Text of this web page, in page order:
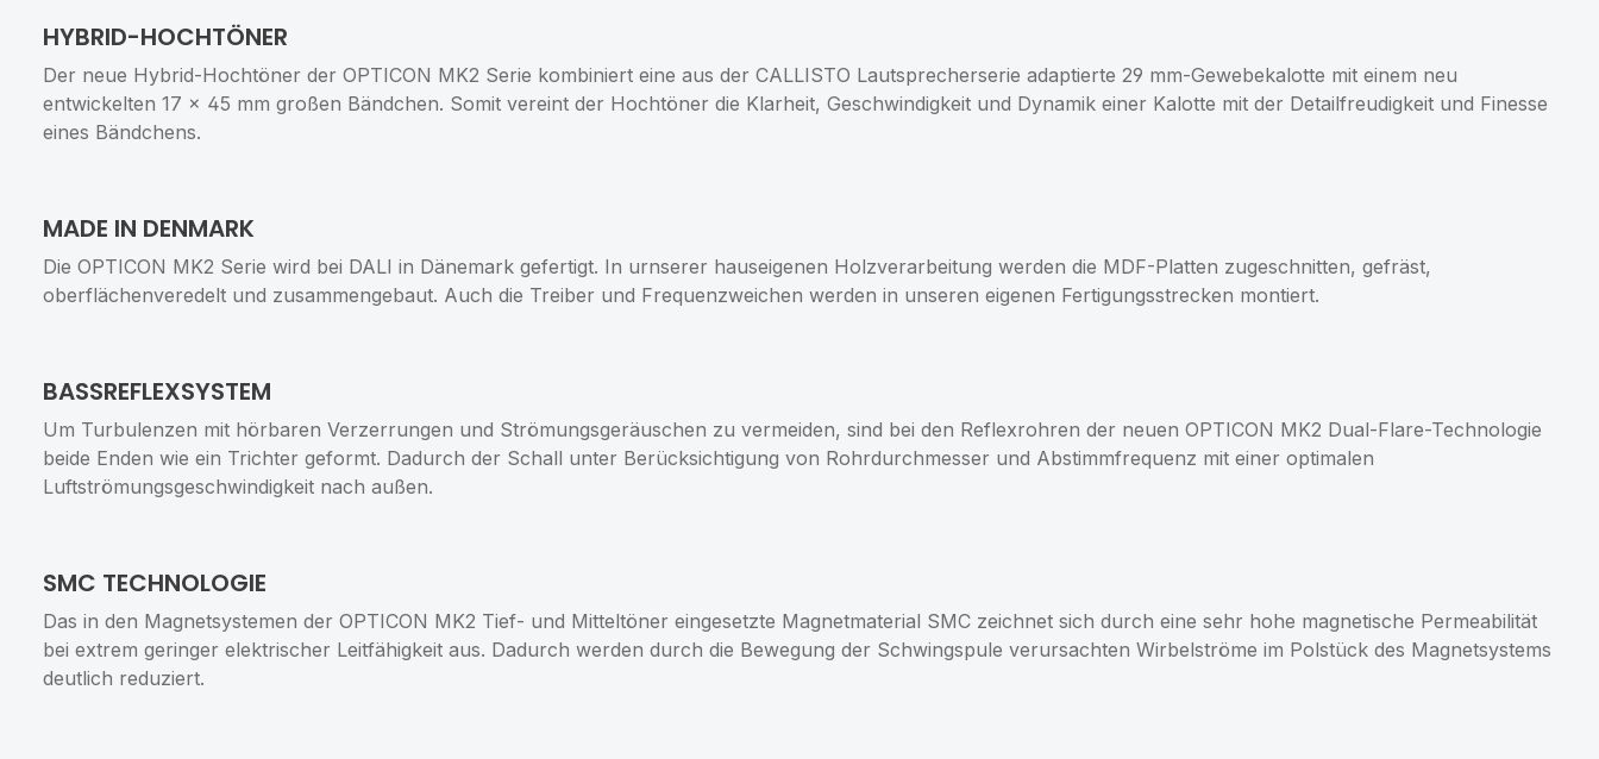
HYBRID-HOCHTÖNER
Der neue Hybrid-Hochtöner der OPTICON MK2 Serie kombiniert eine aus der CALLISTO Lautsprecherserie adaptierte 29 mm-Gewebekalotte mit einem neu
entwickelten 17 × 45 mm großen Bändchen. Somit vereint der Hochtöner die Klarheit, Geschwindigkeit und Dynamik einer Kalotte mit der Detailfreudigkeit und Finesse
eines Bändchens.
MADE IN DENMARK
Die OPTICON MK2 Serie wird bei DALI in Dänemark gefertigt. In urnserer hauseigenen Holzverarbeitung werden die MDF-Platten zugeschnitten, gefräst,
oberflächenveredelt und zusammengebaut. Auch die Treiber und Frequenzweichen werden in unseren eigenen Fertigungsstrecken montiert.
BASSREFLEXSYSTEM
Um Turbulenzen mit hörbaren Verzerrungen und Strömungsgeräuschen zu vermeiden, sind bei den Reflexrohren der neuen OPTICON MK2 Dual-Flare-Technologie
beide Enden wie ein Trichter geformt. Dadurch der Schall unter Berücksichtigung von Rohrdurchmesser und Abstimmfrequenz mit einer optimalen
Luftströmungsgeschwindigkeit nach außen.
SMC TECHNOLOGIE
Das in den Magnetsystemen der OPTICON MK2 Tief- und Mitteltöner eingesetzte Magnetmaterial SMC zeichnet sich durch eine sehr hohe magnetische Permeabilität
bei extrem geringer elektrischer Leitfähigkeit aus. Dadurch werden durch die Bewegung der Schwingspule verursachten Wirbelströme im Polstück des Magnetsystems
deutlich reduziert.